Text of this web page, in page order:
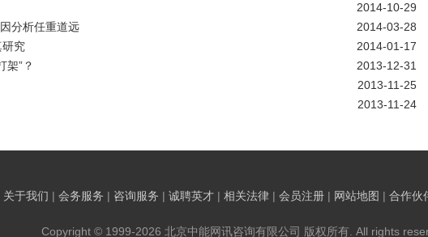
2014-10-29
2014-03-28
分析任重道远
2014-01-17
研究
2013-12-31
架”？
2013-11-25
2013-11-24
关于我们 | 会务服务 | 咨询服务 | 诚聘英才 | 相关法律 | 会员注册 | 网站地图 | 合作伙
Copyright © 1999-2026 北京中能网讯咨询有限公司 版权所有. All rights